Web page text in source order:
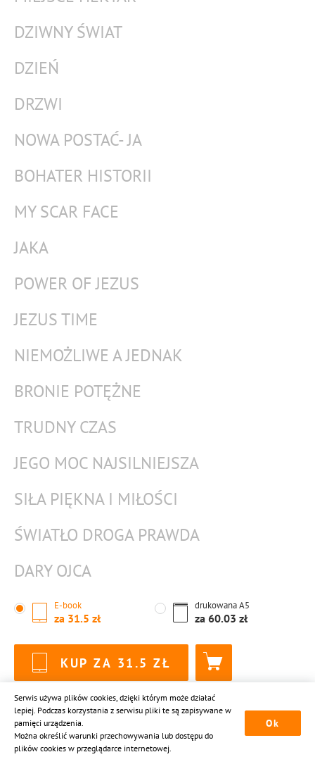
DZIWNY ŚWIAT
DZIEŃ
DRZWI
NOWA POSTAĆ- JA
BOHATER HISTORII
MY SCAR FACE
JAKA
POWER OF JEZUS
JEZUS TIME
NIEMOŻLIWE A JEDNAK
BRONIE POTĘŻNE
TRUDNY CZAS
JEGO MOC NAJSILNIEJSZA
SIŁA PIĘKNA I MIŁOŚCI
ŚWIATŁO DROGA PRAWDA
DARY OJCA
E-book
za 31.5
drukowanaA5
za 60.03
KUP ZA 31.5
USŁUGI
Serwis używa plików cookies, dzięki którym może działać
lepiej. Podczas korzystania z serwisu pliki te są zapisywane w
pamięci urządzenia.
Można określić warunki przechowywania lub dostępu do
plików cookies w przeglądarce internetowej.
Ok